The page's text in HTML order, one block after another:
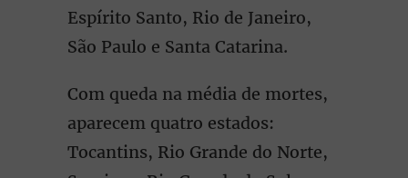
Espírito Santo, Rio de Janeiro,
São Paulo e Santa Catarina.
Com queda na média de mortes,
aparecem quatro estados:
Tocantins, Rio Grande do Norte,